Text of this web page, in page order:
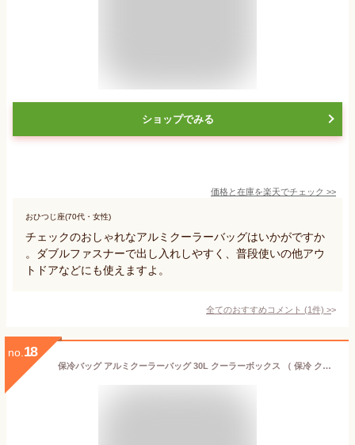
ショップでみる
価格と在庫を楽天でチェック >>
おひつじ座(70代・女性)
チェックのおしゃれなアルミクーラーバッグはいかがですか
。ダブルファスナーで出し入れしやすく、普段使いの他アウ
トドアなどにも使えますよ。
全てのおすすめコメント (1件) >
no. 18
保冷バッグ アルミクーラーバッグ 30L クーラーボックス （ 保冷 クーラーバック ソフトクーラー コンパクト 30リットル 30l ソフト 折りたたみ 大容量 アルミ素材 ポケット付き ダブルファスナー ショルダーベルト 肩ひも付き ）【39ショップ】